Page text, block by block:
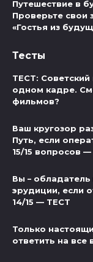
Путешествие в
Проверьте свои
«Гостья из
Тесты
ТЕСТ:
одном кадре.
фильмов?
Ваш кругозор
Путь, если
15/15 вопросов —
Вы – обладатель
эрудиции, если
14/15 — ТЕСТ
Только
ответить на все